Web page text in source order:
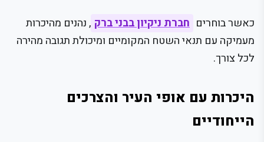
כאשר בוחרים חברת ניקיון בבני ברק , נהנים מהיכרות
מעמיקה עם תנאי השטח המקומיים ומיכולת תגובה מהירה
לכל צורך.
היכרות עם אופי העיר והצרכים
הייחודיים